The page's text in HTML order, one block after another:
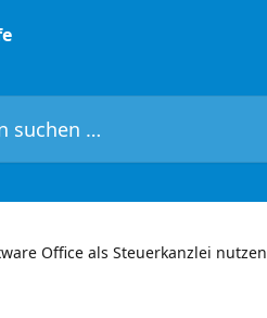
Office als Steuerkanzlei nutzen